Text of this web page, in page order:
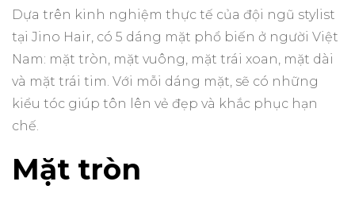
Dựa trên kinh nghiệm thực tế của đội ngũ stylist
tại Jino Hair, có 5 dáng mặt phổ biến ở người Việt
Nam: mặt tròn, mặt vuông, mặt trái xoan, mặt dài
và mặt trái tim. Với mỗi dáng mặt, sẽ có những
kiểu tóc giúp tôn lên vẻ đẹp và khắc phục hạn
chế.
Mặt tròn